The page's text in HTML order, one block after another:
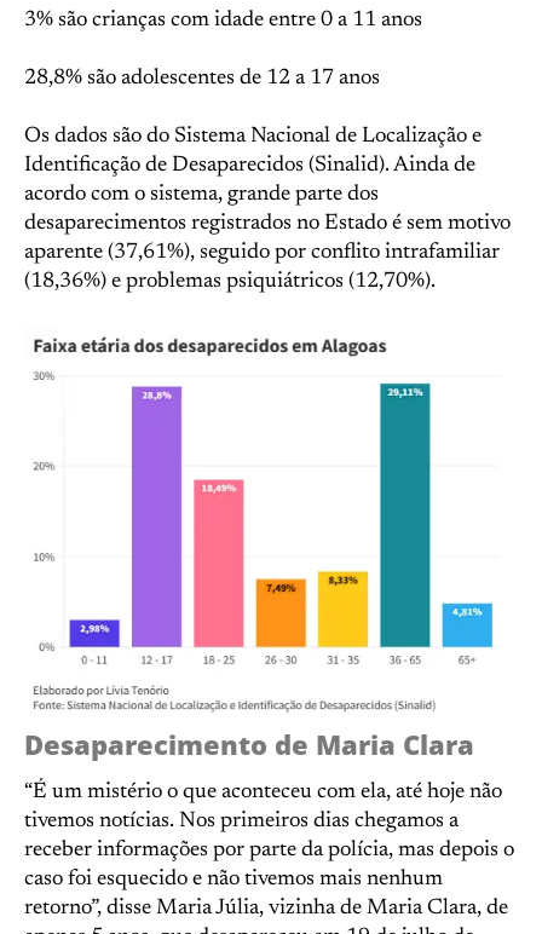
3% são crianças com idade entre 0 a 11 anos
28,8% são adolescentes de 12 a 17 anos
Os dados são do Sistema Nacional de Localização e
Identificação de Desaparecidos (Sinalid). Ainda de
acordo com o sistema, grande parte dos
desaparecimentos registrados no Estado é sem motivo
aparente (37,61%), seguido por conflito intrafamiliar
(18,36%) e problemas psiquiátricos (12,70%).
Desaparecimento de Maria Clara
“É um mistério o que aconteceu com ela, até hoje não
tivemos notícias. Nos primeiros dias chegamos a
receber informações por parte da polícia, mas depois o
caso foi esquecido e não tivemos mais nenhum
retorno”, disse Maria Júlia, vizinha de Maria Clara, de